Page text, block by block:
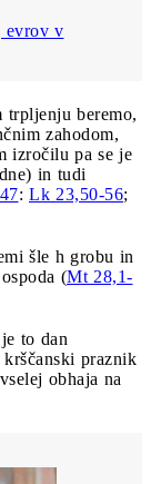
evrov v
beremo,
zahodom,
izročilu pa se je
in tudi
: Lk 23,50-56;
šle h grobu in
(Mt 28,1-
to dan
praznik
obhaja na